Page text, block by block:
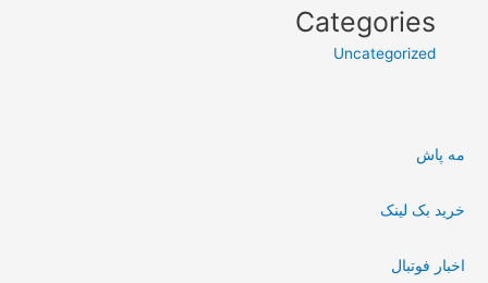
Categories
Uncategorized
مه پاش
خرید بک لینک
اخبار فوتبال